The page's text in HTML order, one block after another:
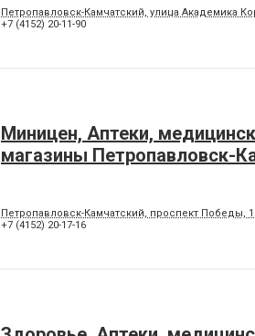
Петропавловск-Камчатский, улица Академика
+7 (4152) 20-11-90
Миницен, Аптеки,
магазины Петропавловск-
Петропавловск-Камчатский, проспект Победы, 1
+7 (4152) 20-17-16